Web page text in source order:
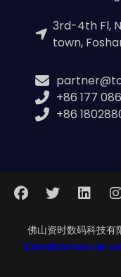
3rd-4th Fl,
town,
+86 177
+86
佛山资时数码科技
Condiciones de